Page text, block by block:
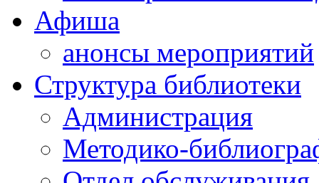
Афиша
анонсы мероприятий
Структура библиотеки
Администрация
Методико-